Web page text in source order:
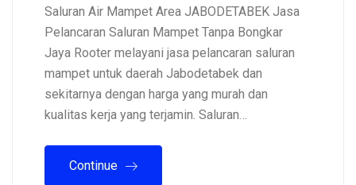
Saluran Air Mampet Area JABODETABEK Jasa
Pelancaran Saluran Mampet Tanpa Bongkar
Jaya Rooter melayani jasa pelancaran saluran
mampet untuk daerah Jabodetabek dan
sekitarnya dengan harga yang murah dan
kualitas kerja yang terjamin. Saluran…
Continue